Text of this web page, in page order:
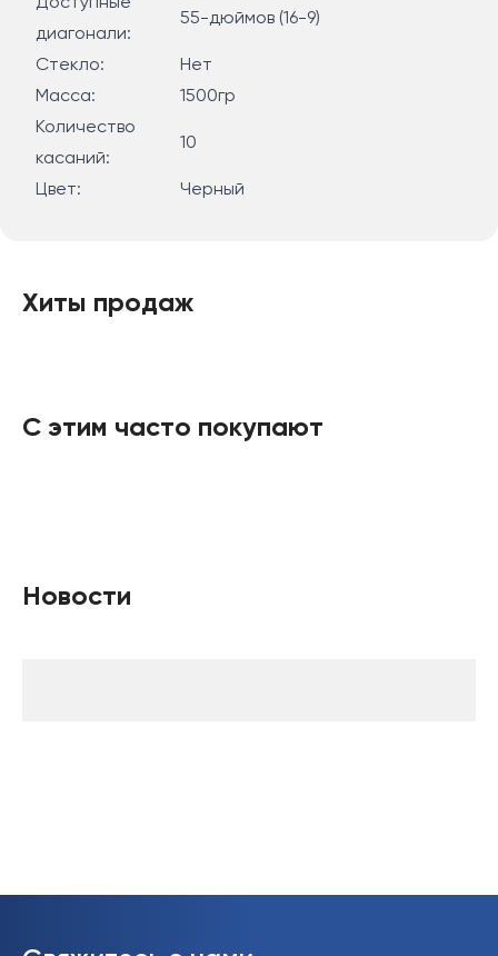
диагонали:
55-дюймов (16-9)
Стекло:
Нет
Масса:
1500гр
Количество
касаний:
10
Цвет: Черный
Хиты продаж
С этим часто покупают
Новости